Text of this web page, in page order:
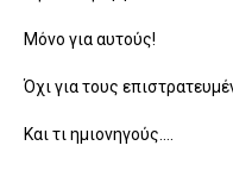
Μόνο για αυτούς!
Όχι για τους
Και τι ημιονηγούς….